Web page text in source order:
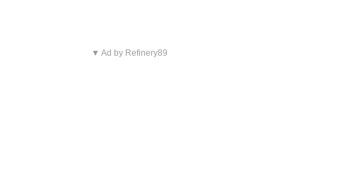
▼ Ad by Refinery89